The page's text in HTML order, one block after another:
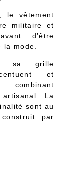
le vêtement
militaire et
d’être
la mode.
sa grille
et
La
sont au
par